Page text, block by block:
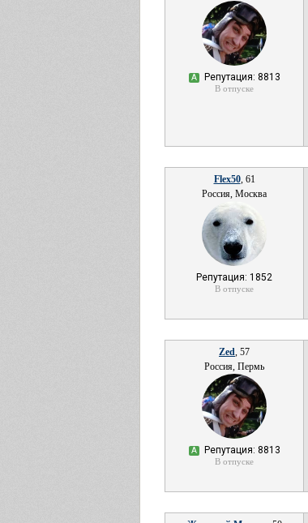
А Репутация: 8813
В отпуске
Flex50, 61
Россия, Москва
Репутация: 1852
В отпуске
Zed, 57
Россия, Пермь
А Репутация: 8813
В отпуске